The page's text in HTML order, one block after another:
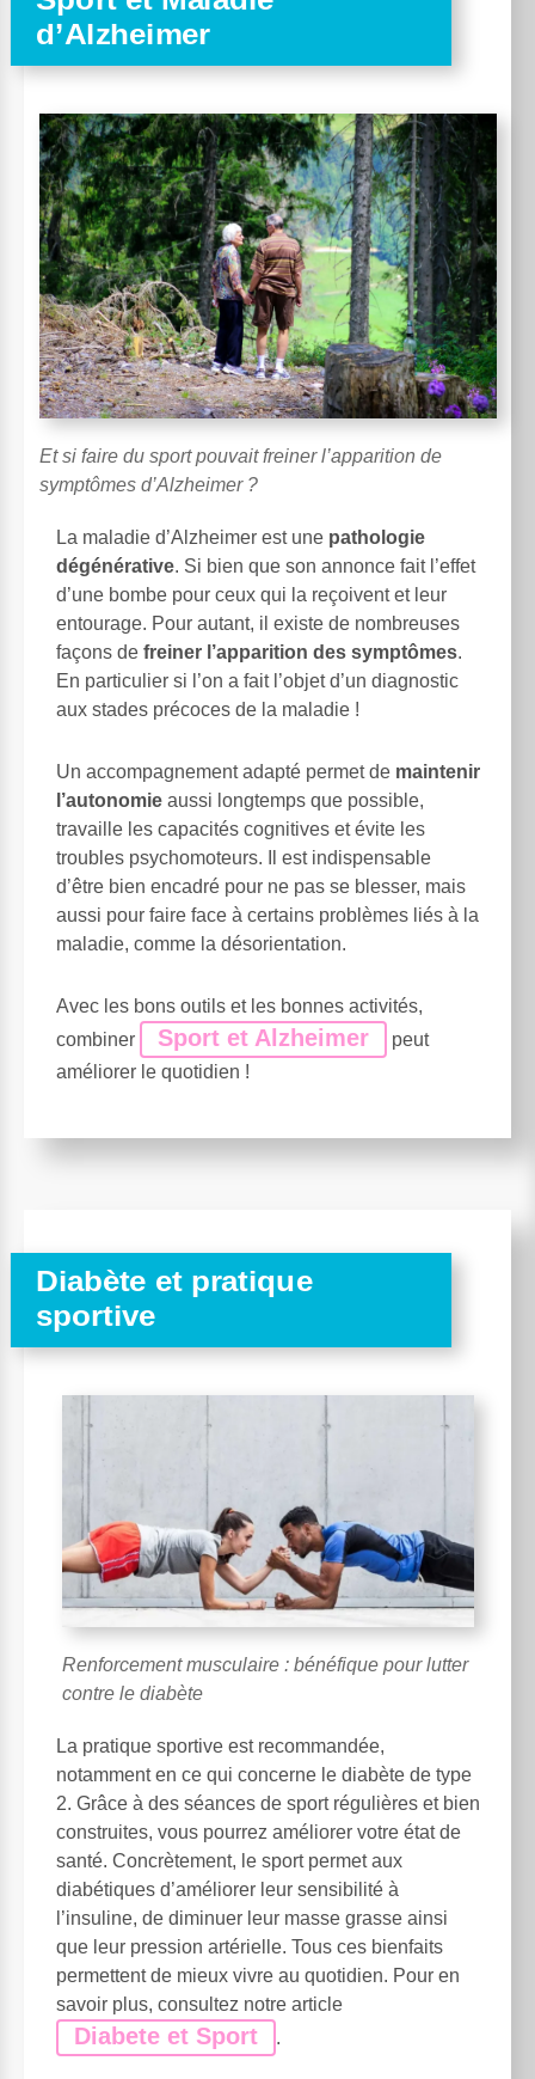
d’Alzheimer
Et si faire du sport pouvait freiner l’apparition de
symptômes d’Alzheimer ?
La maladie d’Alzheimer est une pathologie
dégénérative. Si bien que son annonce fait l’effet
d’une bombe pour ceux qui la reçoivent et leur
entourage. Pour autant, il existe de nombreuses
façons de freiner l’apparition des symptômes.
En particulier si l’on a fait l’objet d’un diagnostic
aux stades précoces de la maladie !
Un accompagnement adapté permet de maintenir
l’autonomie aussi longtemps que possible,
travaille les capacités cognitives et évite les
troubles psychomoteurs. Il est indispensable
d’être bien encadré pour ne pas se blesser, mais
aussi pour faire face à certains problèmes liés à la
maladie, comme la désorientation.
Avec les bons outils et les bonnes activités,
combiner
Sport et Alzheimer
peut
améliorer le quotidien !
Diabète et pratique
sportive
Renforcement musculaire : bénéfique pour lutter
contre le diabète
La pratique sportive est recommandée,
notamment en ce qui concerne le diabète de type
2. Grâce à des séances de sport régulières et bien
construites, vous pourrez améliorer votre état de
santé. Concrètement, le sport permet aux
diabétiques d’améliorer leur sensibilité à
l’insuline, de diminuer leur masse grasse ainsi
que leur pression artérielle. Tous ces bienfaits
permettent de mieux vivre au quotidien. Pour en
savoir plus, consultez notre article
Diabete et Sport .